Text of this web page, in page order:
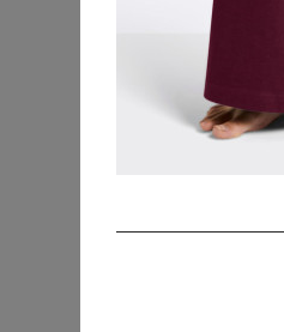
Outdoorbekleidung